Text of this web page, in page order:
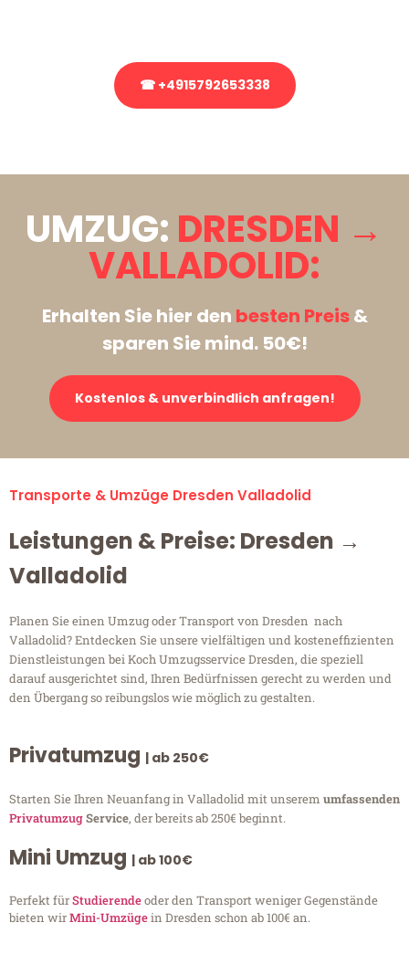
☎ +4915792653338
UMZUG: DRESDEN →
VALLADOLID:
Erhalten Sie hier den besten Preis&
sparen Sie mind. 50€!
Kostenlos & unverbindlich anfragen!
Transporte & Umzüge Dresden Valladolid
Leistungen & Preise: Dresden →
Valladolid
Planen Sie einen Umzug oder Transport von Dresden nach
Valladolid? Entdecken Sie unsere vielfältigen und kosteneffizienten
Dienstleistungen bei Koch Umzugsservice Dresden, die speziell
darauf ausgerichtet sind, Ihren Bedürfnissen gerecht zu werden und
den Übergang so reibungslos wie möglich zu gestalten.
Privatumzug | ab 250€
Starten Sie Ihren Neuanfang in Valladolid mit unserem umfassenden
PrivatumzugService, der bereits ab 250€ beginnt.
Mini Umzug | ab 100€
Perfekt fürStudierendeoder den Transport weniger Gegenstände
bieten wirMini-Umzügein Dresden schon ab 100€ an.